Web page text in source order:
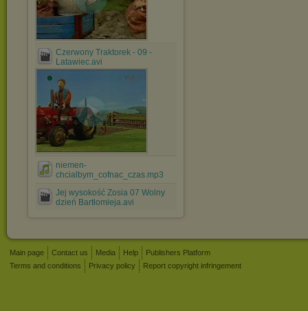
Czerwony Traktorek - 09 -
Latawiec.avi
niemen-
chcialbym_cofnac_czas.mp3
Jej wysokość Zosia 07 Wolny
dzień Bartłomieja.avi
Main page Contact us Media Help
Publishers Platform
Terms and conditions
Privacy policy Report copyright infringement